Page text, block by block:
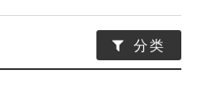
分类